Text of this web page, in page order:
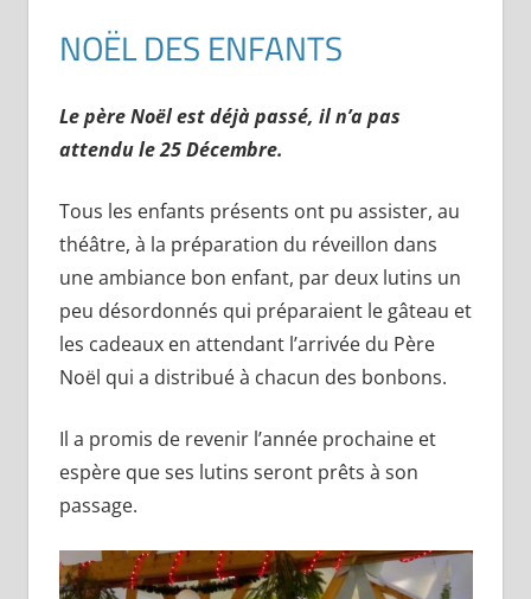
NOËL DES ENFANTS
Le père Noël est déjà passé, il n’a pas
attendu le 25 Décembre.
Tous les enfants présents ont pu assister, au
théâtre, à la préparation du réveillon dans
une ambiance bon enfant, par deux lutins un
peu désordonnés qui préparaient le gâteau et
les cadeaux en attendant l’arrivée du Père
Noël qui a distribué à chacun des bonbons.
Il a promis de revenir l’année prochaine et
espère que ses lutins seront prêts à son
passage.